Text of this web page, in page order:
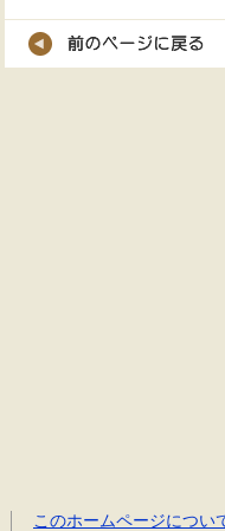
このホームページについ